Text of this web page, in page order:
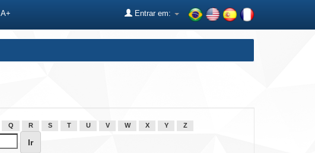
A+ Entrar em:
Q R S T U V W X Y Z